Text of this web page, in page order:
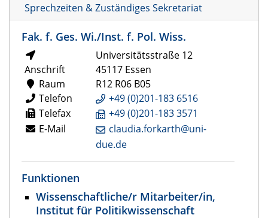
Sprechzeiten & Zuständiges Sekretariat
Fak. f. Ges. Wi./Inst. f. Pol. Wiss.
Anschrift
Universitätsstraße 12
45117 Essen
Raum
R12 R06 B05
Telefon
+49 (0)201-183 6516
Telefax
+49 (0)201-183 3571
E-Mail
claudia.forkarth@uni-
due.de
Funktionen
Wissenschaftliche/r Mitarbeiter/in,
Institut für Politikwissenschaft